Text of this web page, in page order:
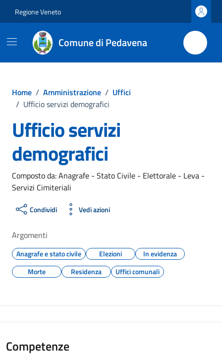
Regione Veneto
Comune di Pedavena
Home / Amministrazione / Uffici
/ Ufficio servizi demografici
Ufficio servizi
demografici
Composto da: Anagrafe - Stato Civile - Elettorale - Leva -
Servizi Cimiteriali
Condividi Vedi azioni
Argomenti
Anagrafe e stato civile Elezioni
In evidenza
Morte
Residenza Uffici comunali
Competenze